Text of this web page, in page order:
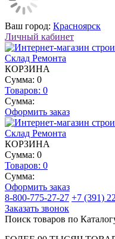
Ваш город: Красноярск
Личный кабинет
КОРЗИНА
Сумма: 0
Товаров: 0
Сумма:
Оформить заказ
КОРЗИНА
Сумма: 0
Товаров: 0
Сумма:
Оформить заказ
8-800-775-27-27 +7 (391)
Заказать звонок
Поиск товаров по